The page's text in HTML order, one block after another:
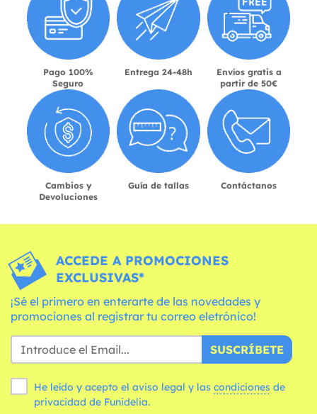
Pago 100%
Seguro
Entrega 24-48h
Envíos gratis a
partir de 50€
Cambios y
Devoluciones
Guía de tallas Contáctanos
ACCEDE A PROMOCIONES
EXCLUSIVAS*
¡Sé el primero en enterarte de las novedades y
promociones al registrar tu correo eletrónico!
SUSCRÍBETE
He leído y acepto el aviso legal y las condiciones
privacidad de Funidelia.